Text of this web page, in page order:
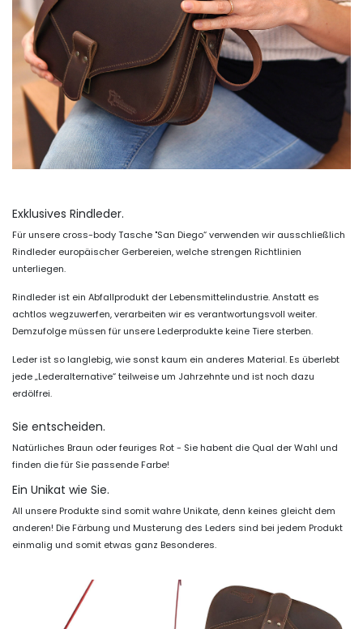
Exklusives Rindleder.
Für unsere cross-body Tasche "San Diego“ verwenden wir ausschließlich
Rindleder europäischer Gerbereien, welche strengen Richtlinien
unterliegen.
Rindleder ist ein Abfallprodukt der Lebensmittelindustrie. Anstatt es
achtlos wegzuwerfen, verarbeiten wir es verantwortungsvoll weiter.
Demzufolge müssen für unsere Lederprodukte keine Tiere sterben.
Leder ist so langlebig, wie sonst kaum ein anderes Material. Es überlebt
jede „Lederalternative“ teilweise um Jahrzehnte und ist noch dazu
erdölfrei.
Sie entscheiden.
Natürliches Braun oder feuriges Rot - Sie habent die Qual der Wahl und
finden die für Sie passende Farbe!
Ein Unikat wie Sie.
All unsere Produkte sind somit wahre Unikate, denn keines gleicht dem
anderen! Die Färbung und Musterung des Leders sind bei jedem Produkt
einmalig und somit etwas ganz Besonderes.